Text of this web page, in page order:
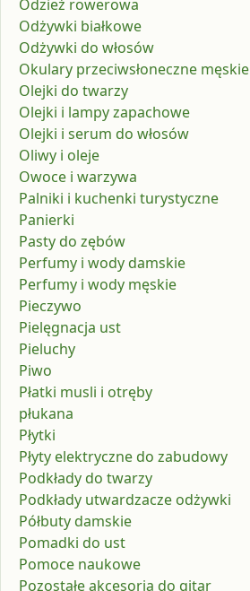
Odzież rowerowa
Odżywki białkowe
Odżywki do włosów
Okulary przeciwsłoneczne męskie
Olejki do twarzy
Olejki i lampy zapachowe
Olejki i serum do włosów
Oliwy i oleje
Owoce i warzywa
Palniki i kuchenki turystyczne
Panierki
Pasty do zębów
Perfumy i wody damskie
Perfumy i wody męskie
Pieczywo
Pielęgnacja ust
Pieluchy
Piwo
Płatki musli i otręby
płukana
Płytki
Płyty elektryczne do zabudowy
Podkłady do twarzy
Podkłady utwardzacze odżywki
Półbuty damskie
Pomadki do ust
Pomoce naukowe
Pozostałe akcesoria do gitar